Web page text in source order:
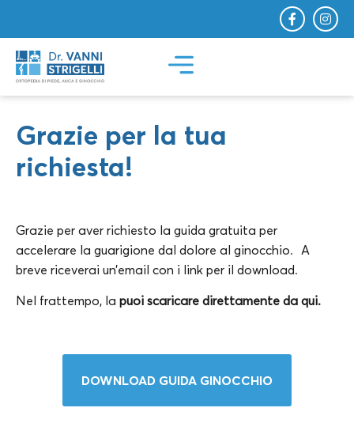
Grazie per la tua
richiesta!
Grazie per aver richiesto la guida gratuita per
accelerare la guarigione dal dolore al ginocchio. A
breve riceverai un’email con i link per il download.
Nel frattempo, la puoi scaricare direttamente da qui.
DOWNLOAD GUIDA GINOCCHIO